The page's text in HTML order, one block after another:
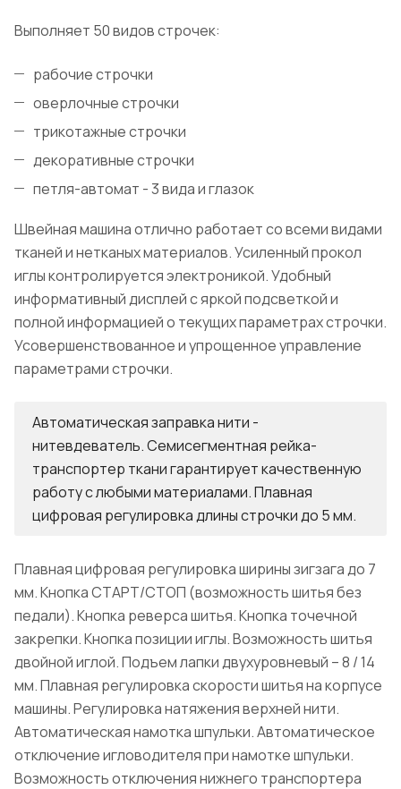
Выполняет 50 видов строчек:
рабочие строчки
оверлочные строчки
трикотажные строчки
декоративные строчки
петля-автомат - 3 вида и глазок
Швейная машина отлично работает со всеми видами
тканей и нетканых материалов. Усиленный прокол
иглы контролируется электроникой. Удобный
информативный дисплей с яркой подсветкой и
полной информацией о текущих параметрах строчки.
Усовершенствованное и упрощенное управление
параметрами строчки.
Автоматическая заправка нити -
нитевдеватель. Семисегментная рейка-
транспортер ткани гарантирует качественную
работу с любыми материалами. Плавная
цифровая регулировка длины строчки до 5 мм.
Плавная цифровая регулировка ширины зигзага до 7
мм. Кнопка СТАРТ/СТОП (возможность шитья без
педали). Кнопка реверса шитья. Кнопка точечной
закрепки. Кнопка позиции иглы. Возможность шитья
двойной иглой. Подъем лапки двухуровневый – 8 / 14
мм. Плавная регулировка скорости шитья на корпусе
машины. Регулировка натяжения верхней нити.
Автоматическая намотка шпульки. Автоматическое
отключение игловодителя при намотке шпульки.
Возможность отключения нижнего транспортера